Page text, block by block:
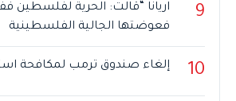
9
اريانا “قالت: الحرية لفلسطين
فعوضتها الجالية الفلسطينية
10 إلغاء صندوق ترمب لمكافحة